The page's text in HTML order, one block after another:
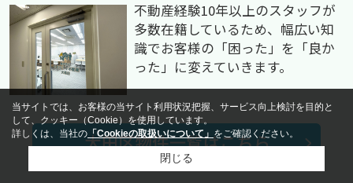
不動産経験10年以上のスタッフが
多数在籍しているため、幅広い知
識でお客様の「困った」を「良か
った」に変えていきます。
当サイトでは、お客様の当サイト利用状況把握、サービス向上検討を目的と
して、クッキー（Cookie）を使用しています。
詳しくは、当社の 「Cookieの取扱いについて」 をご確認ください。
閉じる